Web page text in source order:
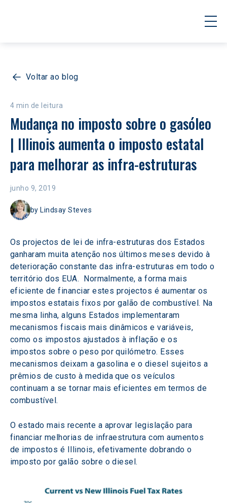
Voltar ao blog
4 min de leitura
Mudança no imposto sobre o gasóleo
| Illinois aumenta o imposto estatal
para melhorar as infra-estruturas
junho 9, 2019
by Lindsay Steves
Os projectos de lei de infra-estruturas dos Estados
ganharam muita atenção nos últimos meses devido à
deterioração constante das infra-estruturas em todo o
território dos EUA.  Normalmente, a forma mais
eficiente de financiar estes projectos é aumentar os
impostos estatais fixos por galão de combustível. Na
mesma linha, alguns Estados implementaram
mecanismos fiscais mais dinâmicos e variáveis,
como os impostos ajustados à inflação e os
impostos sobre o peso por quilómetro. Esses
mecanismos deixam a gasolina e o diesel sujeitos a
prêmios de custo à medida que os veículos
continuam a se tornar mais eficientes em termos de
combustível.
O estado mais recente a aprovar legislação para
financiar melhorias de infraestrutura com aumentos
de impostos é Illinois, efetivamente dobrando o
imposto por galão sobre o diesel.